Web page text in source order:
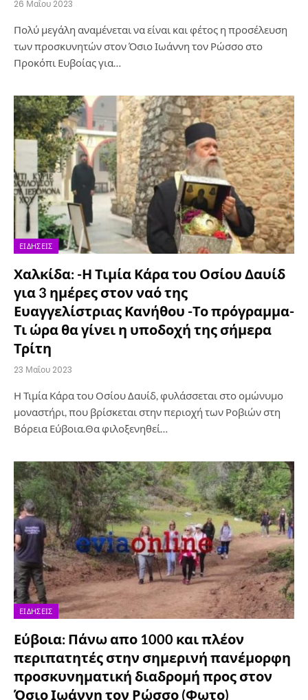
26 Μαΐου 2023
Πολύ μεγάλη αναμένεται να είναι και φέτος η προσέλευση
των προσκυνητών στον Όσιο Ιωάννη τον Ρώσσο στο
Προκόπι Ευβοίας για…
ΕΙΔΉΣΕΙΣ
Χαλκίδα: -Η Τιμία Κάρα του Οσίου Δαυίδ
για 3 ημέρες στον ναό της
Ευαγγελίστριας Κανήθου -Το πρόγραμμα-
Τι ώρα θα γίνει η υποδοχή της σήμερα
Τρίτη
23 Μαΐου 2023
Η Τιμία Κάρα του Οσίου Δαυίδ, φυλάσσεται στο ομώνυμο
μοναστήρι, που βρίσκεται στην περιοχή των Ροβιών στη
Βόρεια Εύβοια.Θα φιλοξενηθεί…
ΕΙΔΉΣΕΙΣ
Εύβοια: Πάνω απο 1000 και πλέον
περιπατητές στην σημερινή πανέμορφη
προσκυνηματική διαδρομή προς στον
Όσιο Ιωάννη τον Ρώσσο (Φωτο)